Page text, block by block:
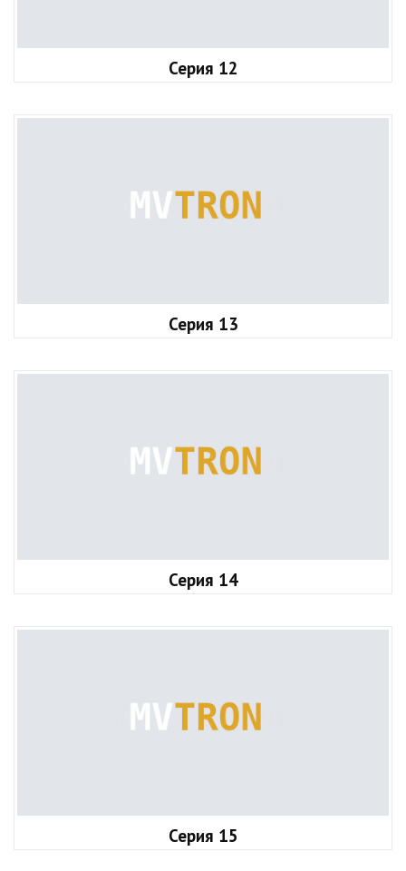
Серия 12
Серия 13
Серия 14
Серия 15